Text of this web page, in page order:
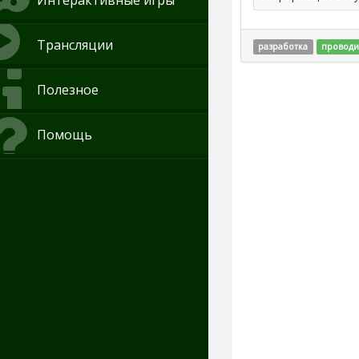
Трансляции
Полезное
Помощь
разработка